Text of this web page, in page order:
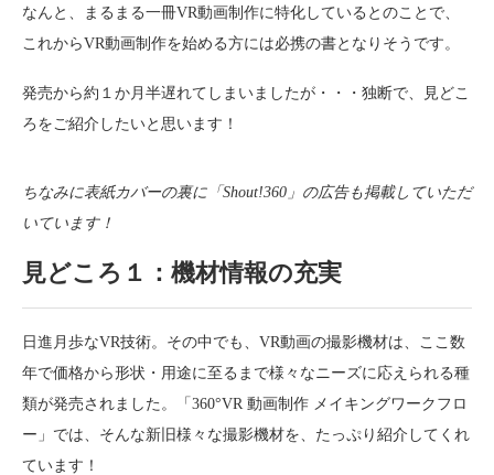
なんと、まるまる一冊VR動画制作に特化しているとのことで、
これからVR動画制作を始める方には必携の書となりそうです。
発売から約１か月半遅れてしまいましたが・・・独断で、見どこ
ろをご紹介したいと思います！
ちなみに表紙カバーの裏に「Shout!360」の広告も掲載していただ
いています！
見どころ１：機材情報の充実
日進月歩なVR技術。その中でも、VR動画の撮影機材は、ここ数
年で価格から形状・用途に至るまで様々なニーズに応えられる種
類が発売されました。「360°VR 動画制作 メイキングワークフロ
ー」では、そんな新旧様々な撮影機材を、たっぷり紹介してくれ
ています！